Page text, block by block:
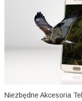
Niezbędne Akcesoria